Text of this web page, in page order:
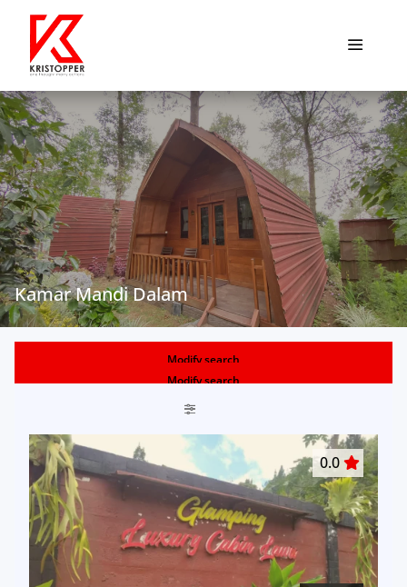
Hotel
Promo
Wishlist
Cart
Masuk Daftar
Kamar Mandi Dalam
Modify search
Modify search
0.0